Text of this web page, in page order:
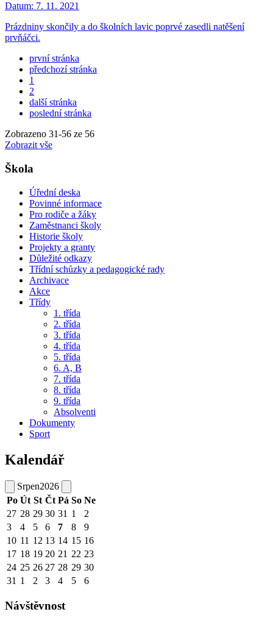
Datum: 7. 11. 2021
Prázdniny skončily a do školních lavic poprvé zasedli natěšení
prvňáčci.
první stránka
předchozí stránka
1
2
další stránka
poslední stránka
Zobrazeno 31-56 ze 56
Zobrazit vše
Škola
Úřední deska
Povinné informace
Pro rodiče a žáky
Zaměstnanci školy
Historie školy
Projekty a granty
Důležité odkazy
Třídní schůzky a pedagogické rady
Archivace
Akce
Třídy
1. třída
2. třída
3. třída
4. třída
5. třída
6. A, B
7. třída
8. třída
9. třída
Absolventi
Dokumenty
Sport
Kalendář
Srpen2026
Po Út St Čt Pá So Ne
27 28 29 30 31 1
2
3
4 5 6 7 8
9
10 11 12 13 14 15 16
17 18 19 20 21 22 23
24 25 26 27 28 29 30
31 1 2 3 4 5 6
Návštěvnost